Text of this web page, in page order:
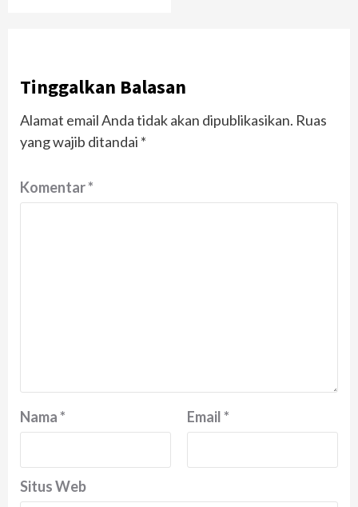
Tinggalkan Balasan
Alamat email Anda tidak akan dipublikasikan. Ruas
yang wajib ditandai *
Komentar*
Nama* Email*
Situs Web